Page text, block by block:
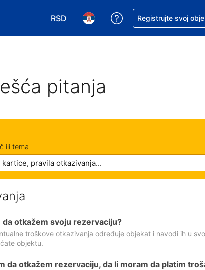
RSD
Izaberite valutu. Vaša trenutna valuta je
Izaberite jezik. Vaš trenutni
Zatražite pomoć u
Registrujte svoj
pitanja
ili tema
da otkažem svoju rezervaciju?
troškove otkazivanja određuje objekat i navodi ih u
objektu.
da otkažem rezervaciju, da li moram da platim